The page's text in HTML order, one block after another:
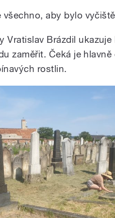
aby bylo
Vratislav Brázdil ukazuje
zaměřit. Čeká je
rostlin.